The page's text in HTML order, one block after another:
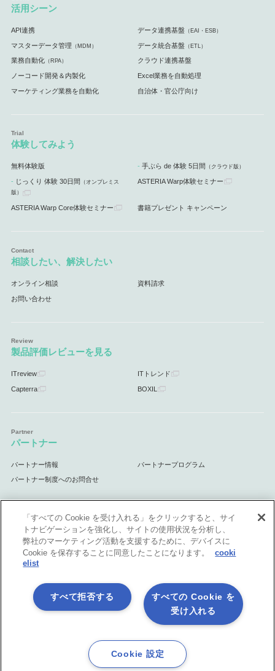
活用シーン
API連携 データ連携基盤 （EAI・ESB）
マスターデータ管理 （MDM） データ統合基盤 （ETL）
業務自動化（RPA） クラウド連携基盤
ノーコード開発＆内製化 Excel業務を自動処理
マーケティング業務を自動化 自治体・官公庁向け
体験してみよう
無料体験版 手ぶら de 体験 5日間 （クラウド版）
じっくり 体験 30日間 （オンプレミス
版）
ASTERIA Warp体験セミナー
ASTERIA Warp Core体験セミナー 書籍プレゼント キャンペーン
相談したい、解決したい
オンライン相談 資料請求
お問い合わせ
製品評価レビューを見る
ITreview ITトレンド
Capterra BOXIL
パートナー
パートナー情報 パートナープログラム
パートナー制度へのお問合せ
サポート
サポート情報
各社商標について
会社情報
「すべての Cookie を受け入れる」をクリックすると、サイ
トナビゲーションを強化し、サイトの使用状況を分析し、
弊社のマーケティング活動を支援するために、デバイスに
Cookie を保存することに同意したことになります。
cooki
elist
すべての Cookie を
受け入れる
すべて拒否する
Cookie 設定